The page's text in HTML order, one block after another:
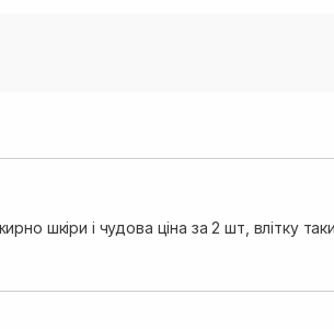
шкіри і чудова ціна за 2 шт, влітку